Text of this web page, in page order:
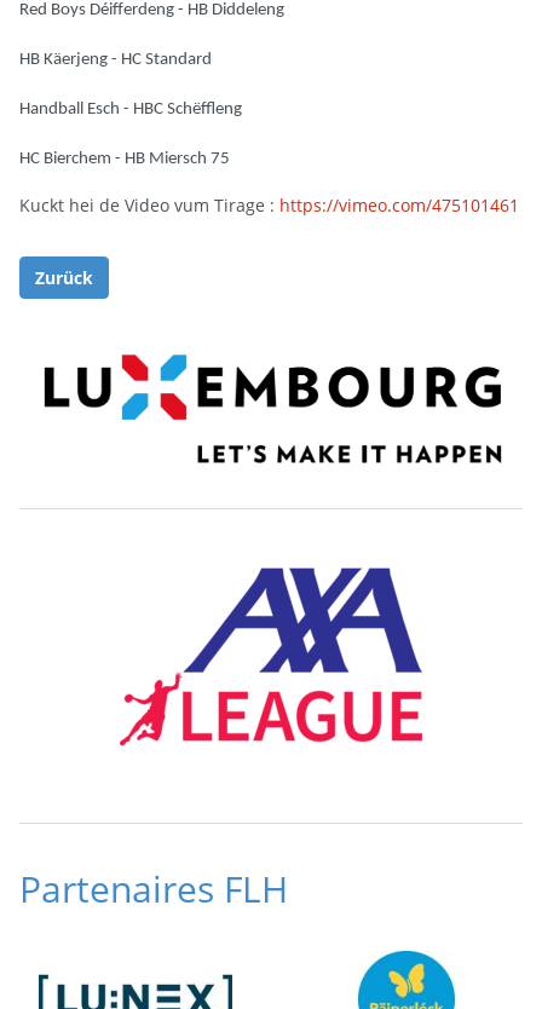
Red Boys Déifferdeng - HB Diddeleng
HB Käerjeng - HC Standard
Handball Esch - HBC Schëffleng
HC Bierchem - HB Miersch 75
Kuckt hei de Video vum Tirage : https://vimeo.com/475101461
Zurück
Partenaires FLH